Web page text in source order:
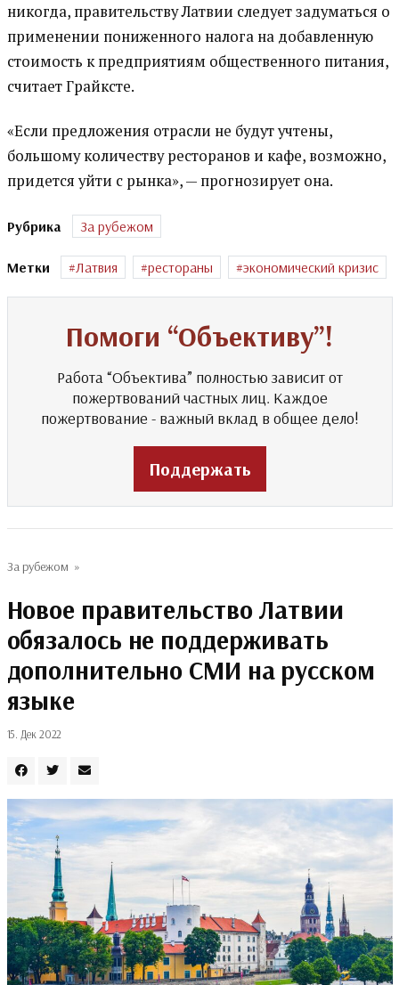
никогда, правительству Латвии следует задуматься о
применении пониженного налога на добавленную
стоимость к предприятиям общественного питания,
считает Грайксте.
«Если предложения отрасли не будут учтены,
большому количеству ресторанов и кафе, возможно,
придется уйти с рынка», — прогнозирует она.
Рубрика За рубежом
Метки Латвия рестораны экономический кризис
Помоги “Объективу”!
Работа “Объектива” полностью зависит от
пожертвований частных лиц. Каждое
пожертвование - важный вклад в общее дело!
Поддержать
За рубежом »
Новое правительство Латвии
обязалось не поддерживать
дополнительно СМИ на русском
языке
15. Дек 2022